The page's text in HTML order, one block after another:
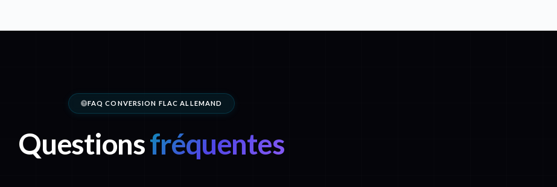
FAQ CONVERSION FLAC ALLEMAND
Questionsfréquentes